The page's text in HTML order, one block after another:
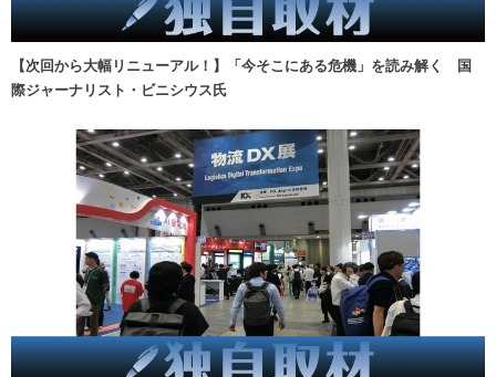
【次回から大幅リニューアル！】「今そこにある危機」を読み解く 国
際ジャーナリスト・ビニシウス氏